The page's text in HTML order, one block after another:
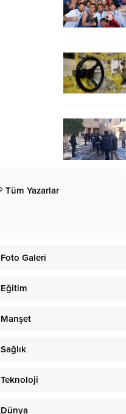
Tüm Yazarlar
Foto Galeri
Eğitim
Manşet
Sağlık
Teknoloji
Dünya